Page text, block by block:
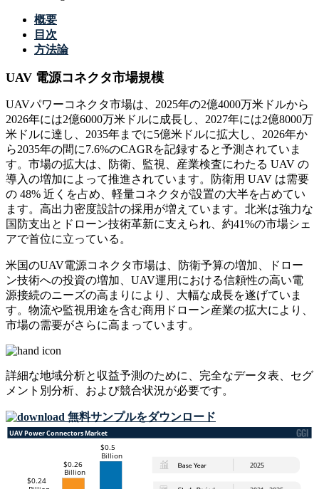
概要
目次
方法論
UAV 電源コネクタ市場規模
UAVパワーコネクタ市場は、2025年の2億4000万米ドルから
2026年には2億6000万米ドルに成長し、2027年には2億8000万
米ドルに達し、2035年までに5億米ドルに拡大し、2026年か
ら2035年の間に7.6%のCAGRを記録すると予測されていま
す。市場の拡大は、防衛、監視、産業検査にわたる UAV の
導入の増加によって推進されています。防衛用 UAV は需要
の 48% 近くを占め、軽量コネクタが設置の大半を占めてい
ます。高出力密度設計の採用が増えています。北米は強力な
国防支出とドローン技術革新に支えられ、約41%の市場シェ
アで首位に立っている。
米国のUAV電源コネクタ市場は、防衛予算の増加、ドロー
ン技術への投資の増加、UAV運用における信頼性の高い電
源接続のニーズの高まりにより、大幅な成長を遂げていま
す。物流や監視用途を含む商用ドローン産業の拡大により、
市場の需要がさらに高まっています。
詳細な地域分析と収益予測のために、 完全なデータ表、セグ
メント別分析、および競合状況が必要です。
無料サンプルをダウンロード